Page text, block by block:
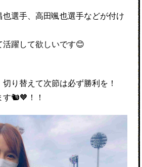
也選手、高田颯也選手などが付け
活躍して欲しいです😊
り替えて次節は必ず勝利を！
す🐿🧡！！